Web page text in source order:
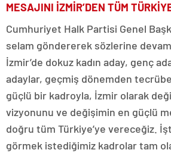
MESAJINI İZMİR’DEN TÜM
Cumhuriyet Halk Partisi Genel
selam göndererek sözlerine
İzmir’de dokuz kadın aday, genç
adaylar, geçmiş dönemden
güçlü bir kadroyla, İzmir olarak
vizyonunu ve değişimin en güçlü
doğru tüm Türkiye’ye vereceğiz.
görmek istediğimiz kadrolar tam